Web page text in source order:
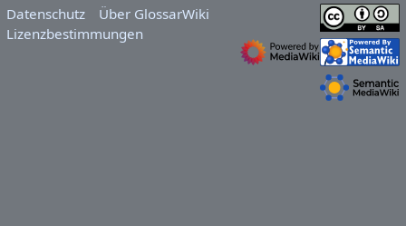
Datenschutz
Über GlossarWiki
Lizenzbestimmungen